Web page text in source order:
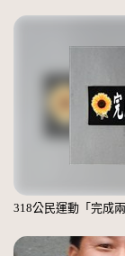
318公民運動「完成